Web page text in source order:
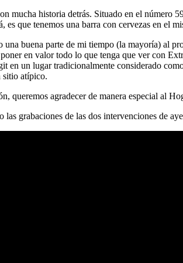
mucha historia detrás. Situado en el número
es que tenemos una barra con cervezas en el
una buena parte de mi tiempo (la mayoría) al
en valor todo lo que tenga que ver con
en un lugar tradicionalmente considerado
sitio atípico.
queremos agradecer de manera especial al
las grabaciones de las dos intervenciones de